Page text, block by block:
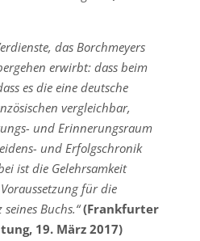
das Borchmeyers
erwirbt: dass beim
es die eine deutsche
vergleichbar,
und Erinnerungsraum
und Erfolgschronik
ist die Gelehrsamkeit
für die
Buchs.“(Frankfurter
19. März 2017)